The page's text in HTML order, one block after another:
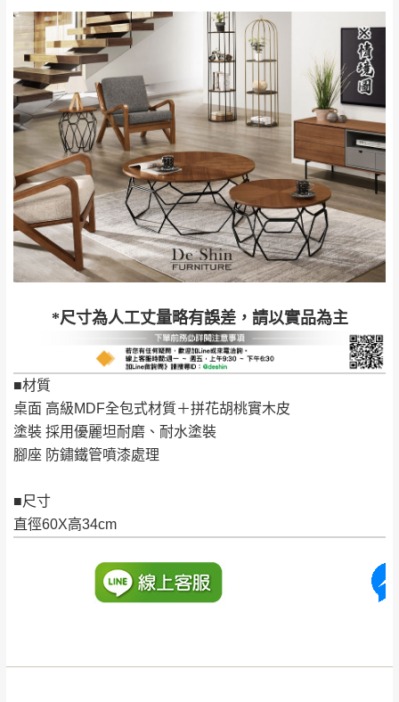
*尺寸為人工丈量略有誤差，請以實品為主
■材質
桌面 高級MDF全包式材質＋拼花胡桃實木皮
塗裝 採用優麗坦耐磨、耐水塗裝
腳座 防鏽鐵管噴漆處理
■尺寸
直徑60X高34cm
基隆
$ 9,000以下：
NT$500元
＊A108產品另收運費
苗栗
$ 9,000以上：免
運費
$ 9,000以下：
NT$500元
＊A108產品另收運費
卓蘭鎮、三灣、通
霄山區、西湖、泰
安鄉、大湖鄉、頭
屋、獅潭鄉
配送天數：5~14天
到貨時間：指定送貨日當天以電話聯絡確認
台北市、新北市地區固定每周(三)、(日)兩天收送貨
暫無配送地區：彰化、南投、雲林、嘉義、台南、高
雄、屏東、宜蘭、 花蓮、台東、金門、馬祖、澎湖地區
（可於LINE線上詢問 →
加收說明
快速到貨商品，無法指定特定時間送達，司
機當天到貨前皆會再與您通知，讓你不用整
天在家等貨，以節省您的寶貴時間。
由於百貨公司配送較為不易，故暫無法配送
至百貨公司內部。
發票寄送：
若您選擇三聯式或索取兩聯式發票，發票將於商品
完成出貨15個工作天另行寄出，另外約加上2~7個
工作天內送達，如遇國定假日將順延寄送。
退換貨說明：
公司客服人員，我們將為您更換新品，運費
皆由本站負責，所有退回及換貨之商品必須
是全新狀態且完整包裝，床墊、床包、枕頭
包裝、廠商紙及所有附隨文件或資料之完整
性)，若未依照上述方式處理，恕無法接受退
貨。
際商品的顏色、質感稍有不同，如因此而需
訂購前詳加確認。(包含商品尺寸是否合適)。
訂購前請確認商品尺寸，大型物件因為人工